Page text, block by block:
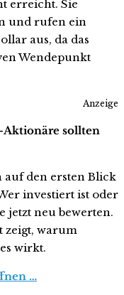
erreicht. Sie
und rufen ein
aus, da das
Wendepunkt
Anzeige
Aktionäre sollten
den ersten Blick
investiert ist oder
jetzt neu bewerten.
zeigt, warum
wirkt.
…